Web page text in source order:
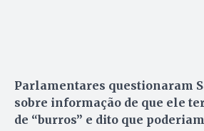
Parlamentares questionaram
sobre informação de que ele
de “burros” e dito que